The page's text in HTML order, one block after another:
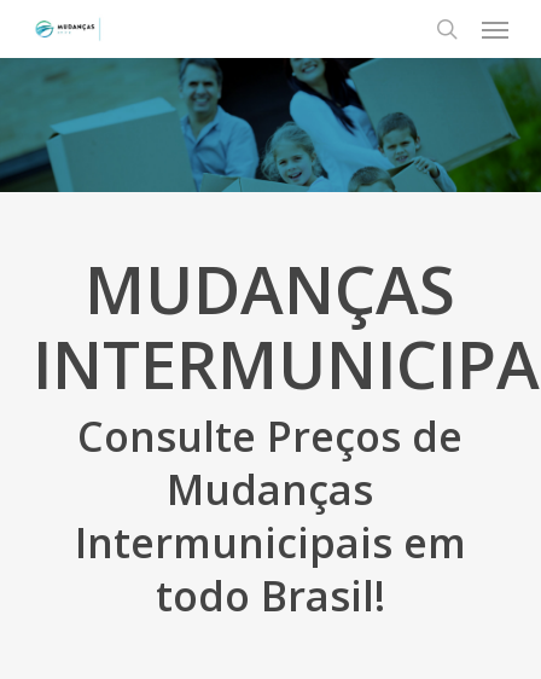
search
Menu
MUDANÇAS
Consulte Preços de
Mudanças
Intermunicipais em
todo Brasil!